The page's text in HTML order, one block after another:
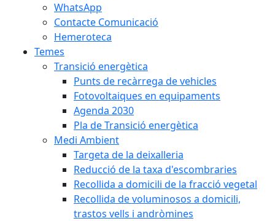
WhatsApp
Contacte Comunicació
Hemeroteca
Temes
Transició energètica
Punts de recàrrega de vehicles
Fotovoltaiques en equipaments
Agenda 2030
Pla de Transició energètica
Medi Ambient
Targeta de la deixalleria
Reducció de la taxa d'escombraries
Recollida a domicili de la fracció vegetal
Recollida de voluminosos a domicili,
trastos vells i andròmines